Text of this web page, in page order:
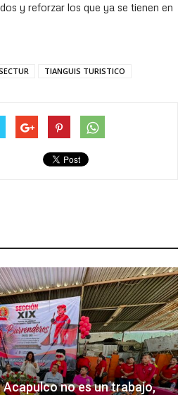
y reforzar los que ya se tienen en
TIANGUIS TURISTICO
Acapulco no es un trabajo,